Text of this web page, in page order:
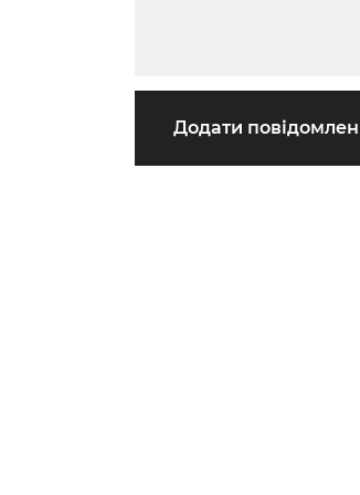
Додати